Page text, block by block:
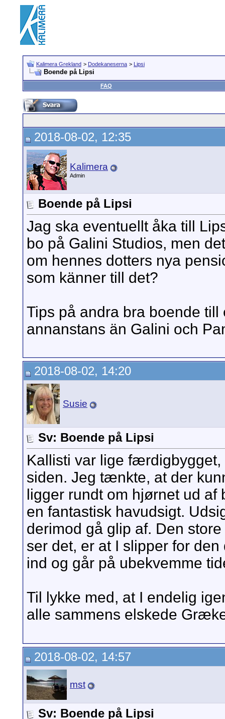
Kalimera Grekland > Dodekaneserna > Lipsi
Boende på Lipsi
FAQ
2018-08-02, 12:35
Kalimera
Admin
Boende på Lipsi
Jag ska eventuellt åka till
bo på Galini Studios, men
om hennes dotters nya
som känner till det?
Tips på andra bra boende
annanstans än Galini och
2018-08-02, 14:20
Susie
Sv: Boende på Lipsi
Kallisti var lige
siden. Jeg tænkte, at der
ligger rundt om hjørnet ud
en fantastisk havudsigt.
derimod gå glip af. Den
ser det, er at I slipper for
ind og går på ubekvemme
Til lykke med, at I endelig
alle sammens elskede
2018-08-02, 14:57
mst
Sv: Boende på Lipsi